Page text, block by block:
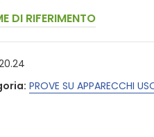
DI RIFERIMENTO
PROVE SU APPARECCHI